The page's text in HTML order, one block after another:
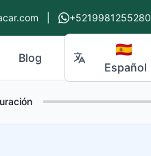
+5219981255280
Blog 🇪🇸
Español